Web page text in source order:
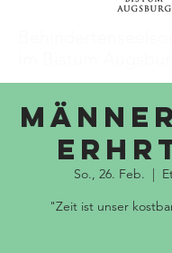
So., 26. Feb.
  |
"Zeit ist unser